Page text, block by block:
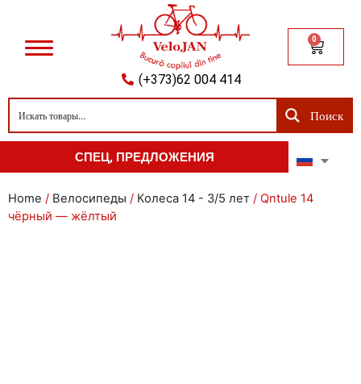
(+373)62 004 414
0
Поиск
СПЕЦ, ПРЕДЛОЖЕНИЯ
Home / Велосипеды / Колеса 14 - 3/5 лет / Qntule 14
чёрный — жёлтый